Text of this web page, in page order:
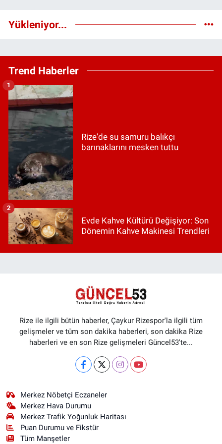
Yükleniyor...
Trend Haberler
Rize'de su samuru balıkçı
barınaklarını mesken tuttu
1
Evde Kahve Kültürü Değişiyor: Son
Dönemin Kahve Makinesi Trendleri
2
Rize ile ilgili bütün haberler, Çaykur Rizespor'la ilgili tüm
gelişmeler ve tüm son dakika haberleri, son dakika Rize
haberleri ve en son Rize gelişmeleri Güncel53'te...
Merkez Nöbetçi Eczaneler
Merkez Hava Durumu
Merkez Trafik Yoğunluk Haritası
Puan Durumu ve Fikstür
Tüm Manşetler